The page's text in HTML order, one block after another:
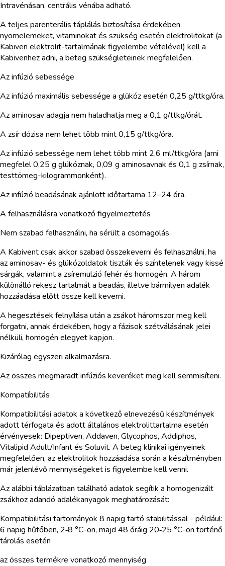
Intravénásan, centrális vénába adható.
A teljes parenterális táplálás biztosítása érdekében
nyomelemeket, vitaminokat és szükség esetén elektrolitokat (a
Kabiven elektrolit-tartalmának figyelembe vételével) kell a
Kabivenhez adni, a beteg szükségleteinek megfelelően.
Az infúzió sebessége
Az infúzió maximális sebessége a glükóz esetén 0,25 g/ttkg/óra.
Az aminosav adagja nem haladhatja meg a 0,1 g/ttkg/órát.
A zsír dózisa nem lehet több mint 0,15 g/ttkg/óra.
Az infúzió sebessége nem lehet több mint 2,6 ml/ttkg/óra (ami
megfelel 0,25 g glükóznak, 0,09 g aminosavnak és 0,1 g zsírnak,
testtömeg-kilogrammonként).
Az infúzió beadásának ajánlott időtartama 12–24 óra.
A felhasználásra vonatkozó figyelmeztetés
Nem szabad felhasználni, ha sérült a csomagolás.
A Kabivent csak akkor szabad összekeverni és felhasználni, ha
az aminosav- és glükózoldatok tiszták és színtelenek vagy kissé
sárgák, valamint a zsíremulzió fehér és homogén. A három
különálló rekesz tartalmát a beadás, illetve bármilyen adalék
hozzáadása előtt össze kell keverni.
A hegesztések felnyílása után a zsákot háromszor meg kell
forgatni, annak érdekében, hogy a fázisok szétválásának jelei
nélküli, homogén elegyet kapjon.
Kizárólag egyszeri alkalmazásra.
Az összes megmaradt infúziós keveréket meg kell semmisíteni.
Kompatíbilitás
Kompatibilitási adatok a következő elnevezésű készítmények
adott térfogata és adott általános elektrolittartalma esetén
érvényesek: Dipeptiven, Addaven, Glycophos, Addiphos,
Vitalipid Adult/Infant és Soluvit. A beteg klinikai igényeinek
megfelelően, az elektrolitok hozzáadása során a készítményben
már jelenlévő mennyiségeket is figyelembe kell venni.
Az alábbi táblázatban található adatok segítik a homogenizált
zsákhoz adandó adalékanyagok meghatározását:
Kompatibilitási tartományok 8 napig tartó stabilitással - például:
6 napig hűtőben, 2‑8 °C-on, majd 48 óráig 20‑25 °C-on történő
tárolás esetén
az összes termékre vonatkozó mennyiség